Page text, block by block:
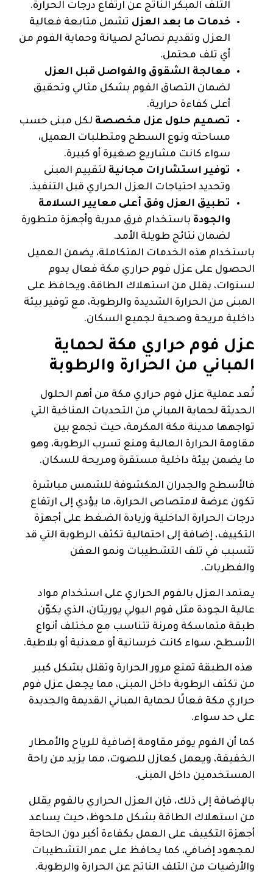
التلف المبكر الناتج عن ارتفاع درجات الحرارة.
خدمات ما بعد العزل تشمل متابعة فعالية
العزل وتقديم نصائح لصيانة وحماية الفوم من
أي تلف محتمل.
معالجة الشقوق والفواصل قبل العزل
لضمان التصاق الفوم بشكل مثالي وتحقيق
أعلى كفاءة حرارية.
تصميم حلول عزل مخصصة لكل مبنى حسب
مساحته ونوع السطح ومتطلبات العميل،
سواء كانت مشاريع صغيرة أو كبيرة.
توفير استشارات مجانية لتقييم المبنى
وتحديد احتياجات العزل الحراري قبل التنفيذ.
تطبيق العزل وفق أعلى معايير السلامة
والجودة باستخدام فرق مدربة وأجهزة متطورة
لضمان نتائج طويلة الأمد.
باستخدام هذه الخدمات المتكاملة، يضمن العميل
الحصول على عزل فوم حراري مكة فعال يدوم
لسنوات، يقلل من استهلاك الطاقة، ويحافظ على
المبنى من الحرارة الشديدة والرطوبة، مع توفير بيئة
داخلية مريحة وصحية لجميع السكان.
عزل فوم حراري مكة لحماية
المباني من الحرارة والرطوبة
تُعد عملية عزل فوم حراري مكة من أهم الحلول
الحديثة لحماية المباني من التحديات المناخية التي
تواجهها مدينة مكة المكرمة، حيث تجمع بين
مقاومة الحرارة العالية ومنع تسرب الرطوبة، وهو
ما يضمن بيئة داخلية مستقرة ومريحة للسكان.
فالأسطح والجدران المكشوفة للشمس مباشرة
تكون عرضة لامتصاص الحرارة، ما يؤدي إلى ارتفاع
درجات الحرارة الداخلية وزيادة الضغط على أجهزة
التكييف، إضافة إلى احتمالية تكثف الرطوبة التي قد
تتسبب في تلف التشطيبات ونمو العفن
والفطريات.
يعتمد العزل بالفوم الحراري على استخدام مواد
عالية الجودة مثل فوم البولي يوريثان، الذي يكوّن
طبقة متماسكة ومرنة تتناسب مع مختلف أنواع
الأسطح، سواء كانت خرسانية أو معدنية أو بلاطية.
هذه الطبقة تمنع مرور الحرارة وتقلل بشكل كبير
من تكثف الرطوبة داخل المبنى، مما يجعل عزل فوم
حراري مكة فعالًا لحماية المباني القديمة والجديدة
على حد سواء.
كما أن الفوم يوفر مقاومة إضافية للرياح والأمطار
الخفيفة، ويعمل كعازل للصوت، مما يزيد من راحة
المستخدمين داخل المبنى.
بالإضافة إلى ذلك، فإن العزل الحراري بالفوم يقلل
من استهلاك الطاقة بشكل ملحوظ، حيث يساعد
أجهزة التكييف على العمل بكفاءة أكبر دون الحاجة
لمجهود إضافي، كما يحافظ على عمر التشطيبات
والأرضيات من التلف الناتج عن الحرارة والرطوبة.